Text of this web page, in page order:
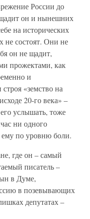
России до
он и нынешних
на исторических
не состоят. Они не
он не щадит,
прожектами, как
и
«земство на
20-го века» –
услышать, тоже
ни одного
по уровню боли.
где он – самый
писатель –
в Думе,
в позевывающих
депутатах –